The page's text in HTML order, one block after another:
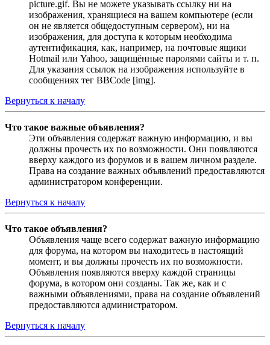
picture.gif. Вы не можете указывать ссылку ни на
изображения, хранящиеся на вашем компьютере (если
он не является общедоступным сервером), ни на
изображения, для доступа к которым необходима
аутентификация, как, например, на почтовые ящики
Hotmail или Yahoo, защищённые паролями сайты и т. п.
Для указания ссылок на изображения используйте в
сообщениях тег BBCode [img].
Вернуться к началу
Что такое важные объявления?
Эти объявления содержат важную информацию, и вы
должны прочесть их по возможности. Они появляются
вверху каждого из форумов и в вашем личном разделе.
Права на создание важных объявлений предоставляются
администратором конференции.
Вернуться к началу
Что такое объявления?
Объявления чаще всего содержат важную информацию
для форума, на котором вы находитесь в настоящий
момент, и вы должны прочесть их по возможности.
Объявления появляются вверху каждой страницы
форума, в котором они созданы. Так же, как и с
важными объявлениями, права на создание объявлений
предоставляются администратором.
Вернуться к началу